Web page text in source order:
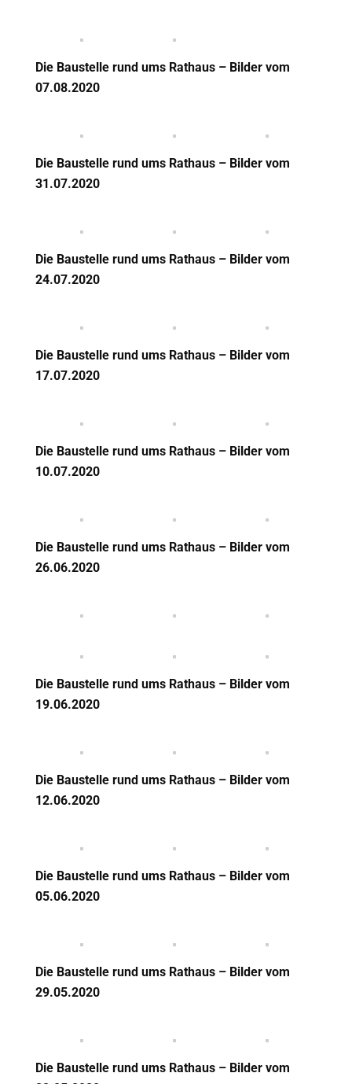
Die Baustelle rund ums Rathaus – Bilder vom
07.08.2020
Die Baustelle rund ums Rathaus – Bilder vom
31.07.2020
Die Baustelle rund ums Rathaus – Bilder vom
24.07.2020
Die Baustelle rund ums Rathaus – Bilder vom
17.07.2020
Die Baustelle rund ums Rathaus – Bilder vom
10.07.2020
Die Baustelle rund ums Rathaus – Bilder vom
26.06.2020
Die Baustelle rund ums Rathaus – Bilder vom
19.06.2020
Die Baustelle rund ums Rathaus – Bilder vom
12.06.2020
Die Baustelle rund ums Rathaus – Bilder vom
05.06.2020
Die Baustelle rund ums Rathaus – Bilder vom
29.05.2020
Die Baustelle rund ums Rathaus – Bilder vom